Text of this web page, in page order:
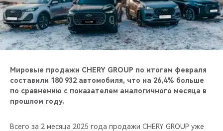
CHERY И СПОРТ
НАШИ МЕРОПРИЯТИЯ
ВИДЕООБЗОРЫ
CHERY ДЛЯ ДЕТЕЙ
Мировые продажи CHERY GROUP по итогам февраля
составили 180 932 автомобиля, что на 26,4% больше
по сравнению с показателем аналогичного месяца в
прошлом году.
Всего за 2 месяца 2025 года продажи CHERY GROUP уже